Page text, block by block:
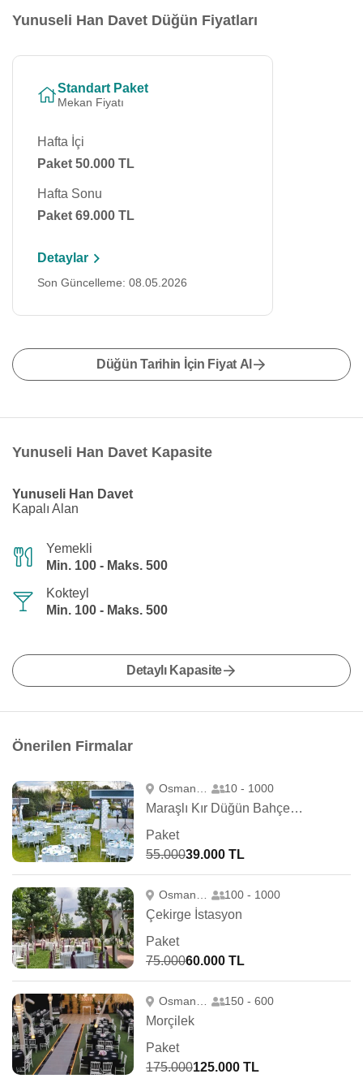
Yunuseli Han Davet Düğün Fiyatları
Standart Paket
Mekan Fiyatı
Hafta İçi
Paket 50.000 TL
Hafta Sonu
Paket 69.000 TL
Detaylar
Son Güncelleme: 08.05.2026
Düğün Tarihin İçin Fiyat Al
Yunuseli Han Davet Kapasite
Yunuseli Han Davet
Kapalı Alan
Yemekli
Min. 100 - Maks. 500
Kokteyl
Min. 100 - Maks. 500
Detaylı Kapasite
Önerilen Firmalar
10 - 1000
Maraşlı Kır Düğün Bahçesi Ihlamur Park
Paket
55.00039.000 TL
100 - 1000
Çekirge İstasyon
Paket
75.00060.000 TL
150 - 600
Morçilek
Paket
175.000125.000 TL